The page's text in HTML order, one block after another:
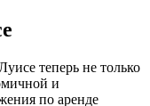
теперь не только
и
по аренде